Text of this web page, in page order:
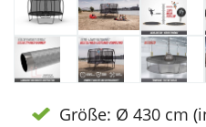
Größe: Ø 430 cm